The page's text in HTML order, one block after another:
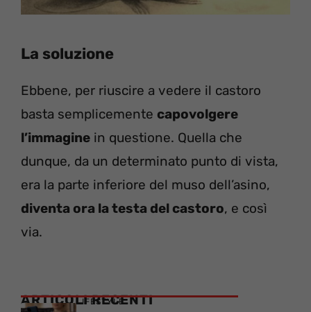
La soluzione
Ebbene, per riuscire a vedere il castoro
basta semplicemente capovolgere
l’immagine in questione. Quella che
dunque, da un determinato punto di vista,
era la parte inferiore del muso dell’asino,
diventa ora la testa del castoro, e così
via.
ARTICOLI RECENTI
LIFESTYLE